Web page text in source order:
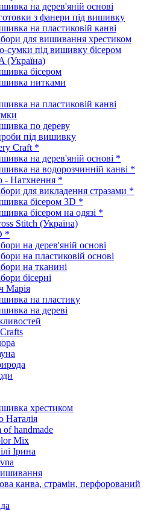
на дерев'яній основі
з фанери під вишивку
на пластиковій канві
для вишивання хрестиком
сумки під вишивку бісером
(Україна)
бісером
нитками
на пластиковій канві
по дереву
під вишивку
Craft *
на дерев'яній основі *
на водорозчинній канві *
- Натхнення *
для викладення стразами *
бісером 3D *
бісером на одязі *
Stitch (Україна)
*
на дерев'яній основі
на пластиковій основі
на тканині
бісерні
Марія
на пластику
на дереві
хрестиком
Наталія
handmade
Mix
Ірина
канва, страмін, перфорований